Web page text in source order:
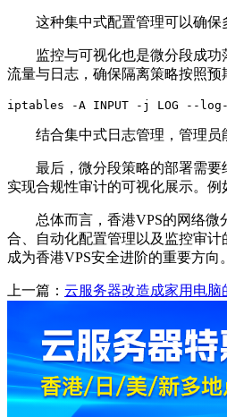
这种集中式配置管理可以确保
监控与可视化也是微分段成功
流量与日志，确保隔离策略按照
iptables -A INPUT -j LOG --
结合集中式日志管理，管理员
最后，微分段策略的部署需
实现合规性审计的可视化展示。
总体而言，香港VPS的网络微
合、自动化配置管理以及监控审
成为香港VPS安全进阶的重要方向。
上一篇： 云服务器改造成家用电脑